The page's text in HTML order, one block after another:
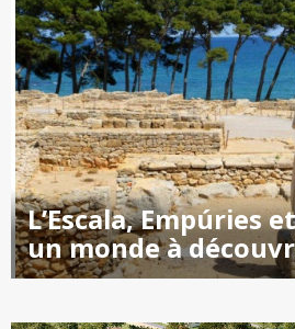
L’Escala, Empúries
un monde à